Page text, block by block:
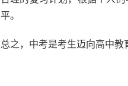
平。
总之，中考是考生迈向高中教